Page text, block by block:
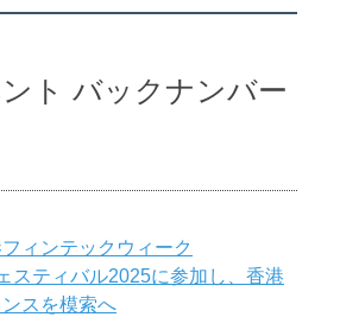
ト バックナンバー
ィンテックウィーク
スティバル2025に参加し、香港
スを模索へ